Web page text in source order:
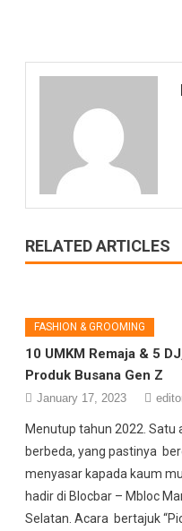
RELATED ARTICLES
FASHION & GROOMING
10 UMKM Remaja & 5
Produk Busana Gen Z
January 17, 2023
Menutup tahun 2022. Satu
berbeda, yang pastinya
menyasar kapada kaum
hadir di Blocbar – Mbloc
Selatan. Acara bertajuk